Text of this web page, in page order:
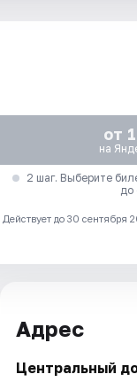
от
на
2 шаг. Выберите
до
Действует до 30 сентября
Адрес
Центральный